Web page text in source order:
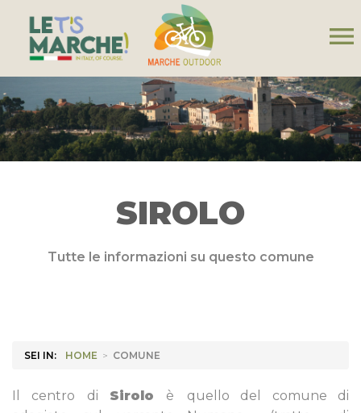
menu
SIROLO
Tutte le informazioni su questo comune
SEI IN: HOME > COMUNE
Il centro di Sirolo è
quello del comune di